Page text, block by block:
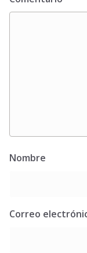
Nombre
Correo